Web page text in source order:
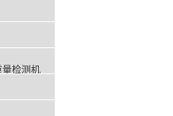
量检测机